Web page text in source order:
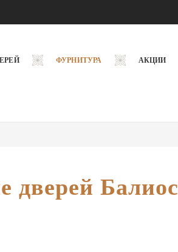
ФУРНИТУРА АКЦИИ
дверей Балиос